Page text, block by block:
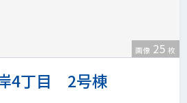
4丁目 2号棟
画像 25 枚